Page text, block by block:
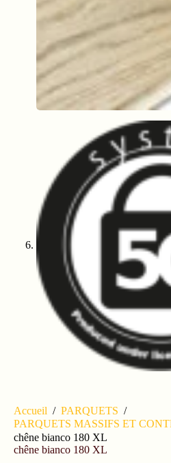
Accueil / PARQUETS /
PARQUETS MASSIFS ET
chêne bianco 180 XL
chêne bianco 180 XL